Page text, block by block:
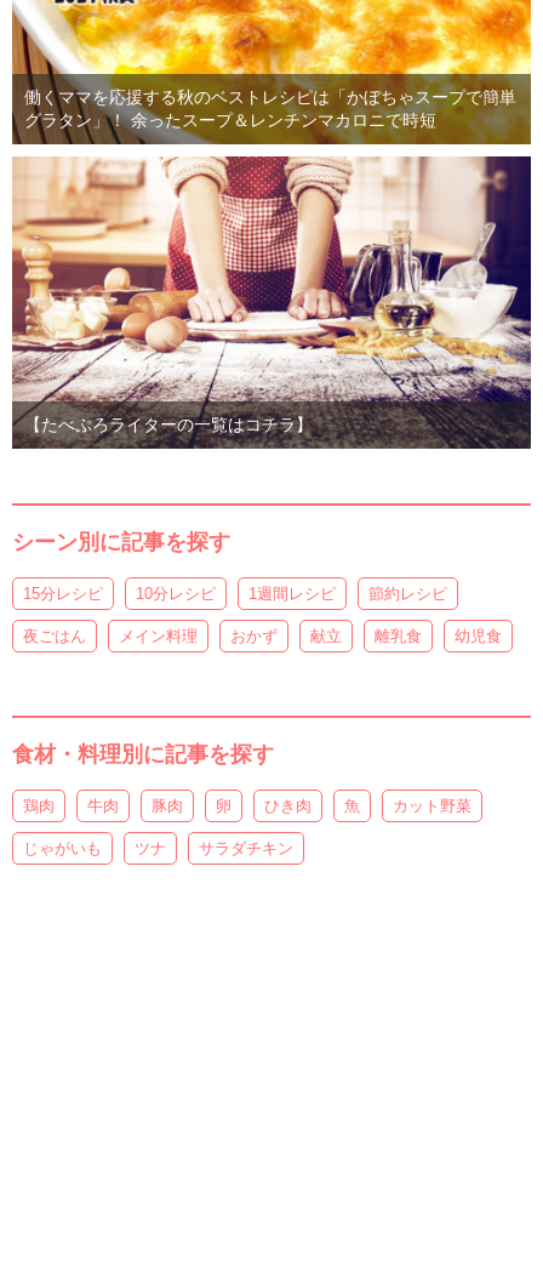
働くママを応援する秋のベストレシピは「かぼちゃスープで簡単
グラタン」！ 余ったスープ＆レンチンマカロニで時短
【たべぷろライターの一覧はコチラ】
シーン別に記事を探す
15分レシピ 10分レシピ 1週間レシピ 節約レシピ
夜ごはん メイン料理 おかず 献立 離乳食 幼児食
食材・料理別に記事を探す
鶏肉 牛肉 豚肉 卵 ひき肉 魚 カット野菜
じゃがいも ツナ サラダチキン